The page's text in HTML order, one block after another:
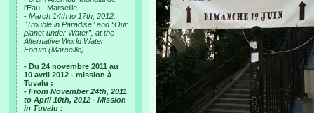
l'Eau - Marseille.
- March 14th to 17th, 2012:
"Trouble in Paradise” and “Our
planet under Water”, at the
Alternative World Water
Forum (Marseille).
- Du 24 novembre 2011 au
10 avril 2012 - mission à
Tuvalu :
- From November 24th, 2011
to April 10th, 2012 - Mission
in Tuvalu :